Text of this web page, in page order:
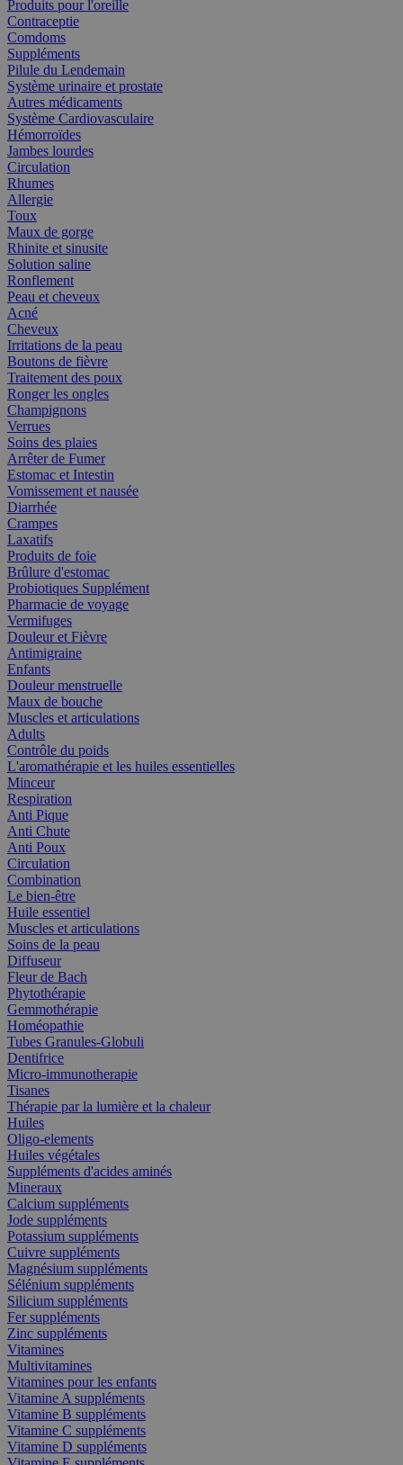
Produits pour l'oreille
Contraceptie
Comdoms
Suppléments
Pilule du Lendemain
Système urinaire et prostate
Autres médicaments
Système Cardiovasculaire
Hémorroïdes
Jambes lourdes
Circulation
Rhumes
Allergie
Toux
Maux de gorge
Rhinite et sinusite
Solution saline
Ronflement
Peau et cheveux
Acné
Cheveux
Irritations de la peau
Boutons de fièvre
Traitement des poux
Ronger les ongles
Champignons
Verrues
Soins des plaies
Arrêter de Fumer
Estomac et Intestin
Vomissement et nausée
Diarrhée
Crampes
Laxatifs
Produits de foie
Brûlure d'estomac
Probiotiques Supplément
Pharmacie de voyage
Vermifuges
Douleur et Fièvre
Antimigraine
Enfants
Douleur menstruelle
Maux de bouche
Muscles et articulations
Adults
Contrôle du poids
L'aromathérapie et les huiles essentielles
Minceur
Respiration
Anti Pique
Anti Chute
Anti Poux
Circulation
Combination
Le bien-être
Huile essentiel
Muscles et articulations
Soins de la peau
Diffuseur
Fleur de Bach
Phytothérapie
Gemmothérapie
Homéopathie
Tubes Granules-Globuli
Dentifrice
Micro-immunotherapie
Tisanes
Thérapie par la lumière et la chaleur
Huiles
Oligo-elements
Huiles végétales
Suppléments d'acides aminés
Mineraux
Calcium suppléments
Jode suppléments
Potassium suppléments
Cuivre suppléments
Magnésium suppléments
Sélénium suppléments
Silicium suppléments
Fer suppléments
Zinc suppléments
Vitamines
Multivitamines
Vitamines pour les enfants
Vitamine A suppléments
Vitamine B suppléments
Vitamine C suppléments
Vitamine D suppléments